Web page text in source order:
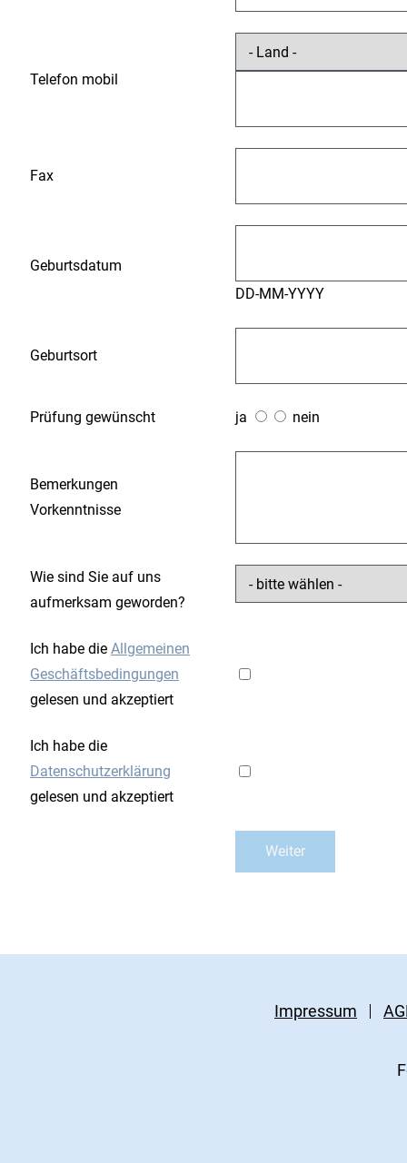
Telefon mobil
Fax
Geburtsdatum
DD-MM-YYYY
Geburtsort
Prüfung gewünscht ja nein
Bemerkungen
Vorkenntnisse
Wie sind Sie auf uns
aufmerksam geworden?
Ich habe die Allgemeinen
Geschäftsbedingungen
gelesen und akzeptiert
Ich habe die
Datenschutzerklärung
gelesen und akzeptiert
Impressum